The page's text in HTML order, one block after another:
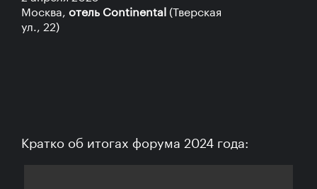
Москва, отель Continental (Тверская
ул., 22)
Кратко об итогах форума 2024 года: